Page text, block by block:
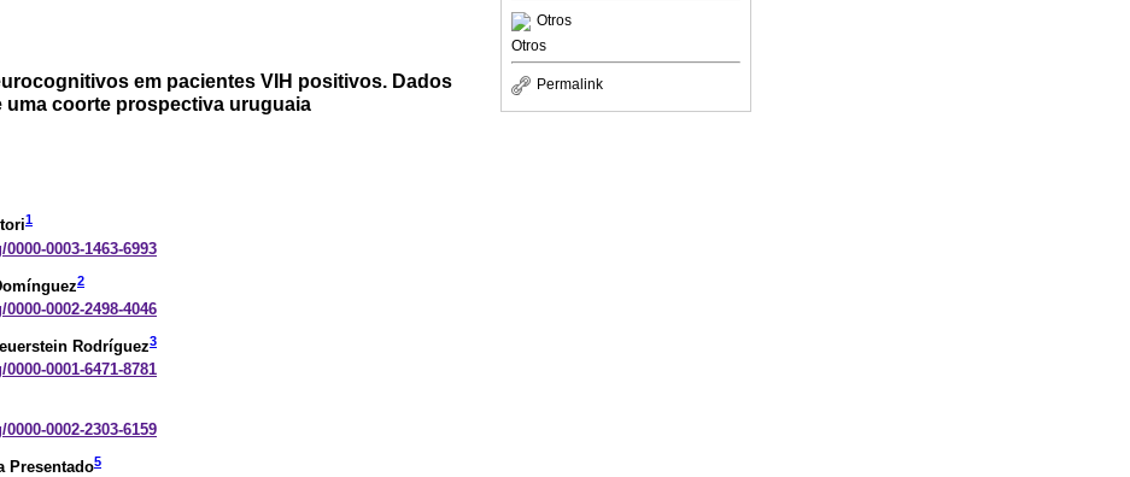
Otros
Otros
Permalink
em pacientes VIH positivos. Dados
uma coorte prospectiva uruguaia
1
0003-1463-6993
2
0002-2498-4046
Rodríguez3
0001-6471-8781
0002-2303-6159
Presentado5